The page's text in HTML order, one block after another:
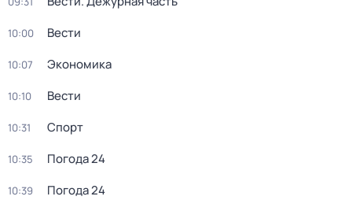
10:00 Вести
10:07 Экономика
10:10 Вести
10:31 Спорт
10:35 Погода 24
10:39 Погода 24